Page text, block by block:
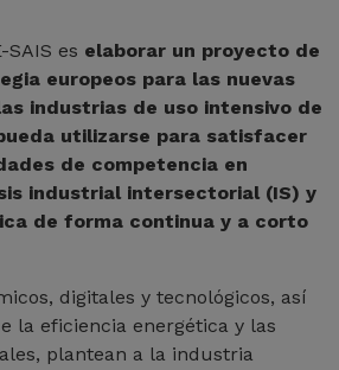
SAIS es elaborar un proyecto de
europeos para las nuevas
industrias de uso intensivo de
utilizarse para satisfacer
de competencia en
industrial intersectorial (IS) y
de forma continua y a corto
digitales y tecnológicos, así
la eficiencia energética y las
plantean a la industria